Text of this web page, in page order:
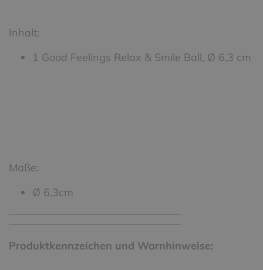
Inhalt:
1 Good Feelings Relax & Smile Ball, Ø 6,3 cm
Maße:
Ø 6,3cm
Produktkennzeichen und Warnhinweise: